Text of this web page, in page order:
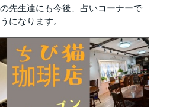
先生達にも今後、占いコーナーで
になります。